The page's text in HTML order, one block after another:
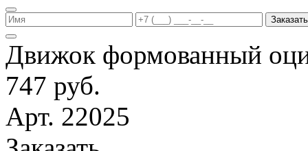
Заказать
Движок формованный
747 руб.
Арт. 22025